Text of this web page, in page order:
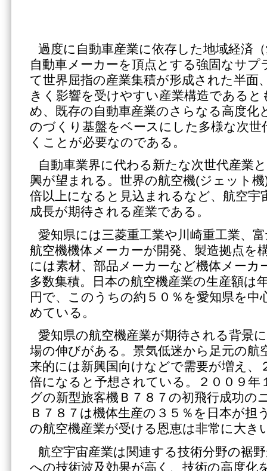
過度に自動車産業に依存した地域経済
自動車メーカーを頂点とする強固なサ
て世界屈指の産業集積が形成された半面
きく影響を受けやすい産業構造である
め、既存の自動車産業のさらなる高度化
のづくり基盤をベースにした多様な次世
くことが必要なのである。
自動車業界に代わる新たな次世代産業
興が望まれる。世界の航空機(ジェット
倍以上になると見込まれるなど、航空宇
成長が期待される産業である。
愛知県には三菱重工業や川崎重工業、
航空機機体メーカーが開発、製造拠点を
には素材、部品メーカーなど機体メーカ
多数集積。日本の航空機産業の生産額は
円で、このうちの約５０％を愛知県を中
めている。
愛知県の航空機産業が期待される背景
場の伸びがある。景気低迷から足元の航
来的には新興国向けなどで需要が増え、
倍になると予想されている。２００９年
グの新型旅客機Ｂ７８７の初飛行成功の
Ｂ７８７は機体生産の３５％を日本が担
の航空機産業が受ける恩恵は非常に大き
航空宇宙産業は関連する技術分野の裾
への技術波及効果が高く、技術の高度化